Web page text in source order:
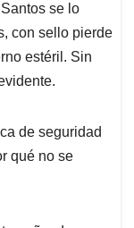
se lo
con sello pierde
estéril. Sin
de seguridad
qué no se